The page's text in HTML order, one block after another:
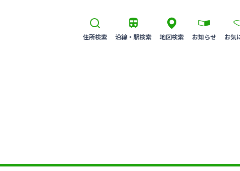
住所検索 沿線・駅検索 地図検索 お知らせ お気